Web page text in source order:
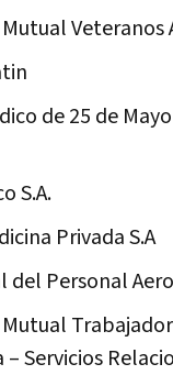
Veteranos
de 25 de
S.A.
Privada S.A
del Personal
Servicios